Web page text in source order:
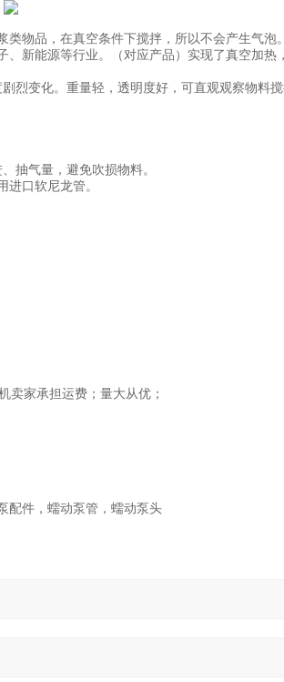
物品，在真空条件下搅拌，所以不会产生气泡
新能源等行业。
（对应产品） 实现了真空加热
烈变化。重量轻，透明度好，可直观观察物料搅
抽气量，避免吹损物料。
进口软尼龙管。
卖家承担运费；量大从优；
配件，蠕动泵管，蠕动泵头